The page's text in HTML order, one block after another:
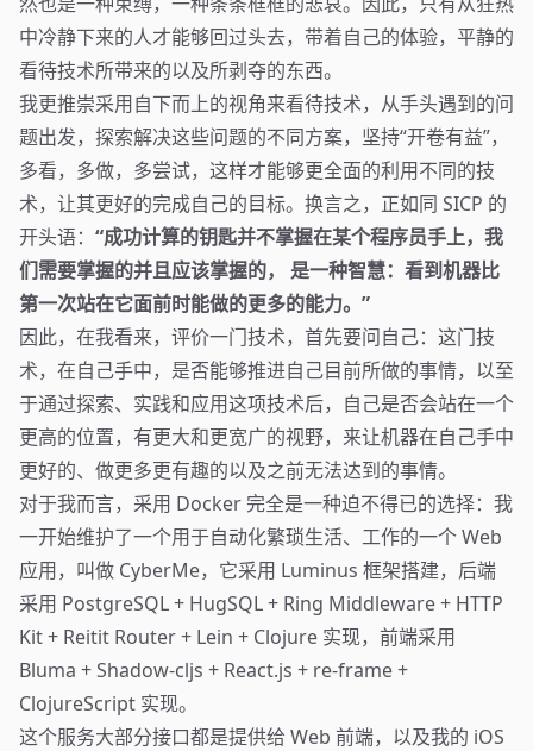
中冷静下来的人才能够回过头去，带着自己的体验，平静的
看待技术所带来的以及所剥夺的东西。
我更推崇采用自下而上的视角来看待技术，从手头遇到的问
题出发，探索解决这些问题的不同方案，坚持“开卷有益”，
多看，多做，多尝试，这样才能够更全面的利用不同的技
术，让其更好的完成自己的目标。换言之，正如同 SICP 的
开头语： “成功计算的钥匙并不掌握在某个程序员手上，我
们需要掌握的并且应该掌握的， 是一种智慧：看到机器比
第一次站在它面前时能做的更多的能力。”
因此，在我看来，评价一门技术，首先要问自己：这门技
术，在自己手中，是否能够推进自己目前所做的事情，以至
于通过探索、实践和应用这项技术后，自己是否会站在一个
更高的位置，有更大和更宽广的视野，来让机器在自己手中
更好的、做更多更有趣的以及之前无法达到的事情。
对于我而言，采用 Docker 完全是一种迫不得已的选择：我
一开始维护了一个用于自动化繁琐生活、工作的一个 Web
应用，叫做 CyberMe，它采用 Luminus 框架搭建，后端
采用 PostgreSQL + HugSQL + Ring Middleware + HTTP
Kit + Reitit Router + Lein + Clojure 实现，前端采用
Bluma + Shadow-cljs + React.js + re-frame +
ClojureScript 实现。
这个服务大部分接口都是提供给 Web 前端，以及我的 iOS